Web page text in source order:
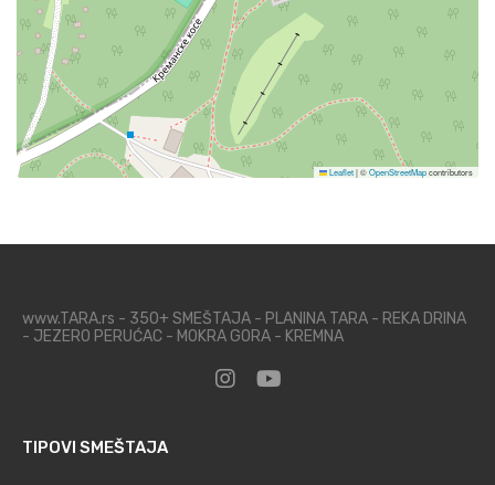
Leaflet|©OpenStreetMapcontributors
www.TARA.rs - 350+ SMEŠTAJA - PLANINA TARA - REKA DRINA
- JEZERO PERUĆAC - MOKRA GORA - KREMNA
TIPOVI SMEŠTAJA